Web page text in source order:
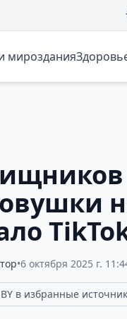
мироздания
•6 октября 2025 г.
в избранные